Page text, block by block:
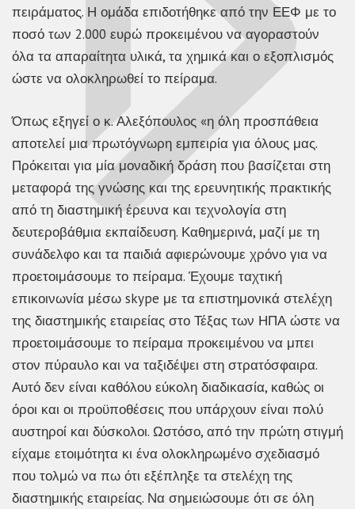
πειράματος. Η ομάδα επιδοτήθηκε από την ΕΕΦ με το
ποσό των 2.000 ευρώ προκειμένου να αγοραστούν
όλα τα απαραίτητα υλικά, τα χημικά και ο εξοπλισμός
ώστε να ολοκληρωθεί το πείραμα.
Όπως εξηγεί ο κ. Αλεξόπουλος «η όλη προσπάθεια
αποτελεί μια πρωτόγνωρη εμπειρία για όλους μας.
Πρόκειται για μία μοναδική δράση που βασίζεται στη
μεταφορά της γνώσης και της ερευνητικής πρακτικής
από τη διαστημική έρευνα και τεχνολογία στη
δευτεροβάθμια εκπαίδευση. Καθημερινά, μαζί με τη
συνάδελφο και τα παιδιά αφιερώνουμε χρόνο για να
προετοιμάσουμε το πείραμα. Έχουμε ταχτική
επικοινωνία μέσω skype με τα επιστημονικά στελέχη
της διαστημικής εταιρείας στο Τέξας των ΗΠΑ ώστε να
προετοιμάσουμε το πείραμα προκειμένου να μπει
στον πύραυλο και να ταξιδέψει στη στρατόσφαιρα.
Αυτό δεν είναι καθόλου εύκολη διαδικασία, καθώς οι
όροι και οι προϋποθέσεις που υπάρχουν είναι πολύ
αυστηροί και δύσκολοι. Ωστόσο, από την πρώτη στιγμή
είχαμε ετοιμότητα κι ένα ολοκληρωμένο σχεδιασμό
που τολμώ να πω ότι εξέπληξε τα στελέχη της
διαστημικής εταιρείας. Να σημειώσουμε ότι σε όλη